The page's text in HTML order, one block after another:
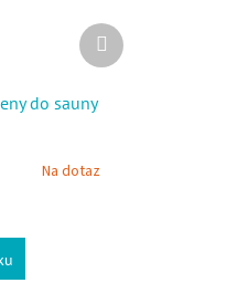
do sauny
Na dotaz
Další produkt